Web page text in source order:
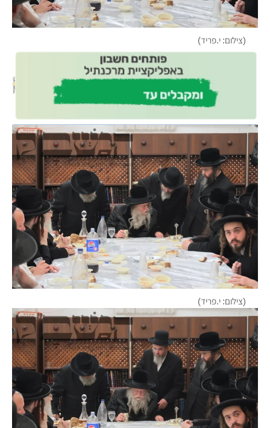
(צילום: י.פריד)
(צילום: י.פריד)